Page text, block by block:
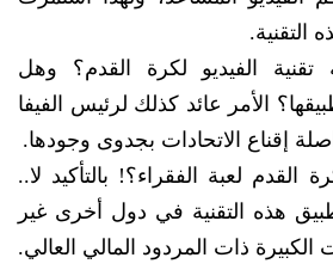
التقنية.
تقنية الفيديو لكرة القدم؟ وهل
الأمر عائد كذلك لرئيس الفيفا
إقناع الاتحادات بجدوى وجودها.
لعبة الفقراء؟! بالتأكيد لا..
هذه التقنية في دول أخرى غير
الكبيرة ذات المردود المالي العالي.